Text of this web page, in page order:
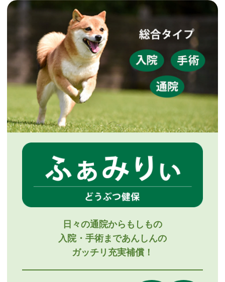
日々の通院からもしもの
入院・手術まであんしんの
ガッチリ充実補償！